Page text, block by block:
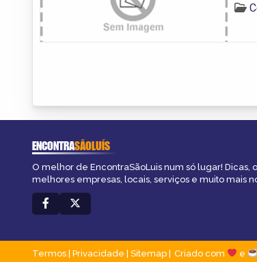
ENCONTRASÃOLUÍS
O melhor de EncontraSãoLuis num só lugar! Dicas,
melhores empresas, locais, serviços e muito mais
Termos Privacidade Sitemap Criado com e